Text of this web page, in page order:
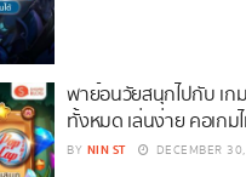
พาย้อนวัยสนุกไปกับ เก
ทั้งหมด เล่นง่าย คอเกม
BY NIN ST DECEMBER